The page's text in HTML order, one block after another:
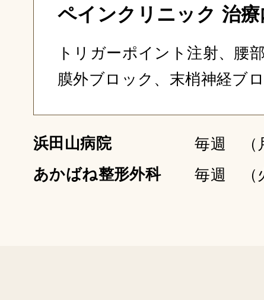
ペインクリニック 治
トリガーポイント注射、腰
膜外ブロック、末梢神経ブ
浜田山病院
毎週 （
あかばね整形外科
毎週 （